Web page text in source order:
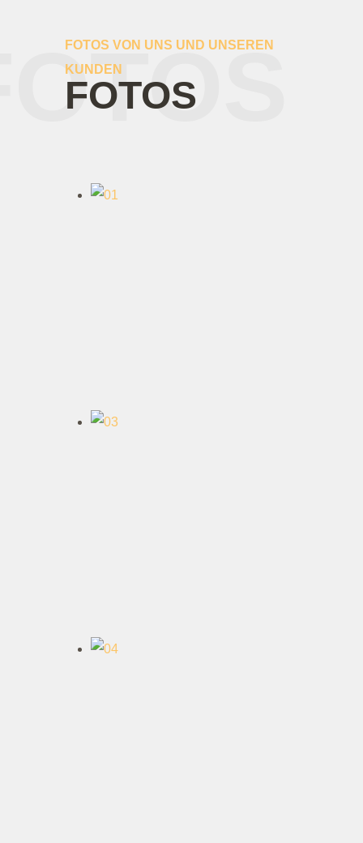
FOTOS VON UNS UND UNSEREN
KUNDEN
FOTOS